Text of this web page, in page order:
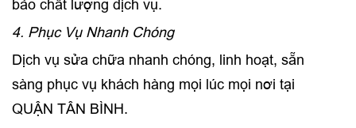
bảo chất lượng dịch vụ.
4. Phục Vụ Nhanh Chóng
Dịch vụ sửa chữa nhanh chóng, linh hoạt, sẵn
sàng phục vụ khách hàng mọi lúc mọi nơi tại
QUẬN TÂN BÌNH.